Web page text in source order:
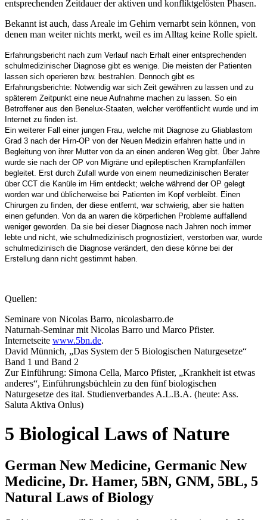
entsprechenden Zeitdauer der aktiven und konfliktgelösten Phasen.
Bekannt ist auch, dass Areale im Gehirn vernarbt sein können, von
denen man weiter nichts merkt, weil es im Alltag keine Rolle spielt.
Erfahrungsbericht nach zum Verlauf nach Erhalt einer entsprechenden
schulmedizinischer Diagnose gibt es wenige. Die meisten der Patienten
lassen sich operieren bzw. bestrahlen. Dennoch gibt es
Erfahrungsberichte: Notwendig war sich Zeit gewähren zu lassen und zu
späterem Zeitpunkt eine neue Aufnahme machen zu lassen. So ein
Betroffener aus den Benelux-Staaten, welcher veröffentlicht wurde und im
Internet zu finden ist.
Ein weiterer Fall einer jungen Frau, welche mit Diagnose zu Gliablastom
Grad 3 nach der Hirn-OP von der Neuen Medizin erfahren hatte und in
Begleitung von ihrer Mutter von da an einen anderen Weg gibt. Über Jahre
wurde sie nach der OP von Migräne und epileptischen Krampfanfällen
begleitet. Erst durch Zufall wurde von einem neumedizinischen Berater
über CCT die Kanüle im Hirn entdeckt; welche während der OP gelegt
worden war und üblicherweise bei Patienten im Kopf verbleibt. Einen
Chirurgen zu finden, der diese entfernt, war schwierig, aber sie hatten
einen gefunden. Von da an waren die körperlichen Probleme auffallend
weniger geworden. Da sie bei dieser Diagnose nach Jahren noch immer
lebte und nicht, wie schulmedizinisch prognostiziert, verstorben war, wurde
schulmedizinisch die Diagnose verändert, den diese könne bei der
Erstellung dann nicht gestimmt haben.
Quellen:
Seminare von Nicolas Barro, nicolasbarro.de
Naturnah-Seminar mit Nicolas Barro und Marco Pfister.
Internetseite www.5bn.de.
David Münnich, „Das System der 5 Biologischen Naturgesetze“
Band 1 und Band 2
Zur Einführung: Simona Cella, Marco Pfister, „Krankheit ist etwas
anderes“, Einführungsbüchlein zu den fünf biologischen
Naturgesetze des ital. Studienverbandes A.L.B.A. (heute: Ass.
Saluta Aktiva Onlus)
5 Biological Laws of Nature
German New Medicine, Germanic New
Medicine, Dr. Hamer, 5BN, GNM, 5BL, 5
Natural Laws of Biology